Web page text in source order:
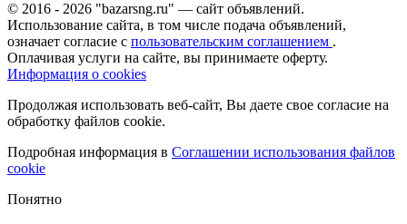
© 2016 - 2026 "bazarsng.ru" — сайт объявлений.
Использование сайта, в том числе подача объявлений,
означает согласие с пользовательским соглашением .
Оплачивая услуги на сайте, вы принимаете оферту.
Информация о cookies
Продолжая использовать веб-сайт, Вы даете свое согласие на
обработку файлов cookie.
Подробная информация в Соглашении использования файлов
cookie
Понятно